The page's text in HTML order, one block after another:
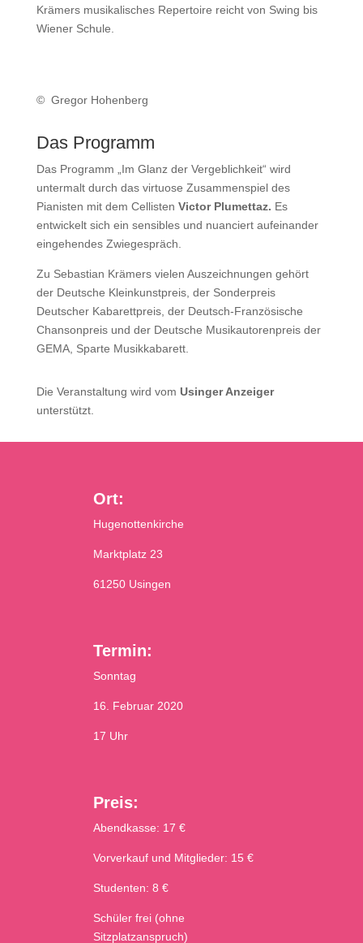
Krämers musikalisches Repertoire reicht von Swing bis
Wiener Schule.
© Gregor Hohenberg
Das Programm
Das Programm „Im Glanz der Vergeblichkeit“ wird
untermalt durch das virtuose Zusammenspiel des
Pianisten mit dem Cellisten Victor Plumettaz. Es
entwickelt sich ein sensibles und nuanciert aufeinander
eingehendes Zwiegespräch.
Zu Sebastian Krämers vielen Auszeichnungen gehört
der Deutsche Kleinkunstpreis, der Sonderpreis
Deutscher Kabarettpreis, der Deutsch-Französische
Chansonpreis und der Deutsche Musikautorenpreis der
GEMA, Sparte Musikkabarett.
Die Veranstaltung wird vom Usinger Anzeiger
unterstützt.
Ort:
Hugenottenkirche
Marktplatz 23
61250 Usingen
Termin:
Sonntag
16. Februar 2020
17 Uhr
Preis:
Abendkasse: 17 €
Vorverkauf und Mitglieder: 15 €
Studenten: 8 €
Schüler frei (ohne
Sitzplatzanspruch)